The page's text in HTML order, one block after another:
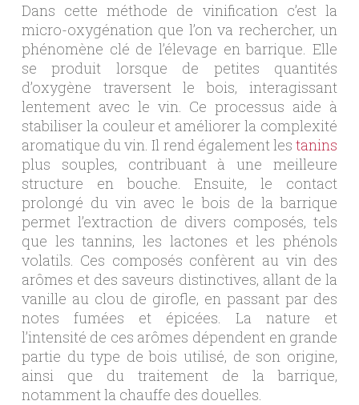
Dans cette méthode de vinification c’est la
micro-oxygénation que l’on va rechercher, un
phénomène clé de l’élevage en barrique. Elle
se produit lorsque de petites quantités
d’oxygène traversent le bois, interagissant
lentement avec le vin. Ce processus aide à
stabiliser la couleur et améliorer la complexité
aromatique du vin. Il rend également lestanins
plus souples, contribuant à une meilleure
structure en bouche. Ensuite, le contact
prolongé du vin avec le bois de la barrique
permet l’extraction de divers composés, tels
que les tannins, les lactones et les phénols
volatils. Ces composés confèrent au vin des
arômes et des saveurs distinctives, allant de la
vanille au clou de girofle, en passant par des
notes fumées et épicées. La nature et
l’intensité de ces arômes dépendent en grande
partie du type de bois utilisé, de son origine,
ainsi que du traitement de la barrique,
notamment la chauffe des douelles.